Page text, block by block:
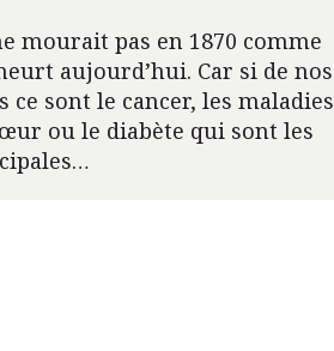
mourait pas en 1870 comme
aujourd’hui. Car si de nos
ce sont le cancer, les maladies
ou le diabète qui sont les